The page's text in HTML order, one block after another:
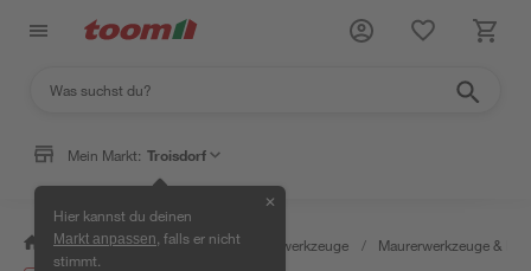
Mein Markt: Troisdorf
Hier kannst du deinen
Markt anpassen , falls er nicht
stimmt.
✕
/ Werkstatt & Maschinen / Handwerkzeuge / Maurerwerkzeuge &